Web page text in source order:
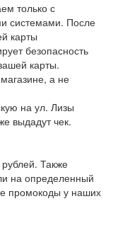
только с
системами. После
карты
безопасность
карты.
а не
на ул. Лизы
выдадут чек.
Также
на определенный
промокоды у наших